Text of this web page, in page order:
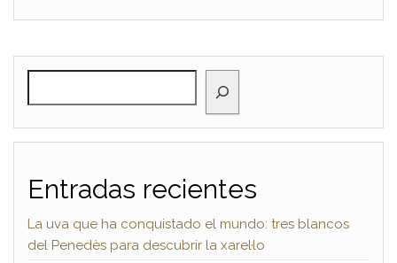
Entradas recientes
La uva que ha conquistado el mundo: tres blancos
del Penedès para descubrir la xarel·lo